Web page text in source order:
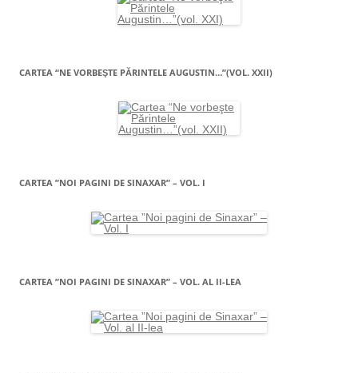
CARTEA “NE VORBEŞTE PĂRINTELE AUGUSTIN…”(VOL. XXII)
CARTEA ”NOI PAGINI DE SINAXAR” – VOL. I
CARTEA ”NOI PAGINI DE SINAXAR” – VOL. AL II-LEA